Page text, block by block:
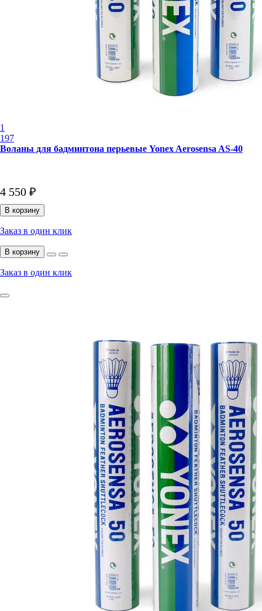
1
197
Воланы для бадминтона перьевые Yonex Aerosensa AS-40
4 550 ₽
В корзину
Заказ в один клик
В корзину
Заказ в один клик